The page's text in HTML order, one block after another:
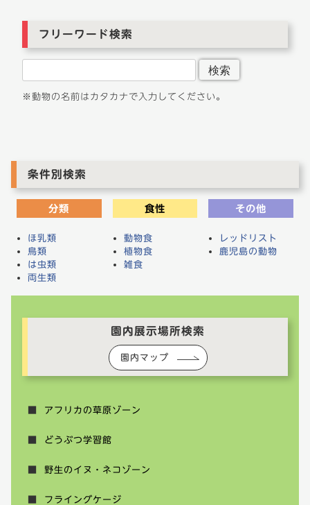
ョ
フリーワード検索
検索
※動物の名前はカタカナで入力してください。
条件別検索
分類
ほ乳類
鳥類
は虫類
両生類
食性
動物食
植物食
雑食
その他
レッドリスト
鹿児島の動物
園内展示場所検索
園内マップ
アフリカの草原ゾーン
どうぶつ学習館
野生のイヌ・ネコゾーン
フライングケージ